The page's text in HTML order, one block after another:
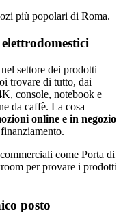
più popolari di Roma.
settore dei prodotti
trovare di tutto, dai
console, notebook e
da caffè. La cosa
online e in negozio
come Porta di
per provare i prodotti
posto